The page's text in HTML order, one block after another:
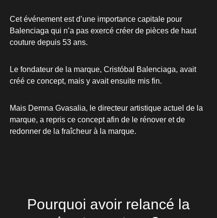
Cet événement est d’une importance capitale pour
Balenciaga qui n’a pas exercé créer de pièces de haut
couture depuis 53 ans.
Le fondateur de la marque, Cristóbal Balenciaga, avait
créé ce concept, mais y avait ensuite mis fin.
Mais Demna Gvasalia, le directeur artistique actuel de la
marque, a repris ce concept afin de le rénover et de
redonner de la fraîcheur à la marque.
Pourquoi avoir relancé la